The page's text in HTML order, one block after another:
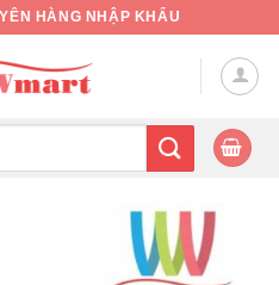
HÀNG NHẬP KHẨU